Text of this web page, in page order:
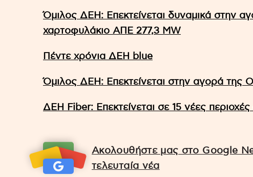
Όμιλος ΔΕΗ: Επεκτείνεται δυναμικά στην
χαρτοφυλάκιο ΑΠΕ 277,3 MW
Πέντε χρόνια ΔΕΗ blue
Όμιλος ΔΕΗ: Επεκτείνεται στην αγορά της
ΔΕΗ Fiber: Επεκτείνεται σε 15 νέες
Ακολουθήστε μας στο Google
τελευταία νέα